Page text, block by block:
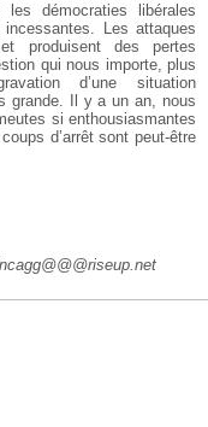
démocraties libérales
Les attaques
produisent des pertes
qui nous importe, plus
d’une situation
grande. Il y a un an, nous
si enthousiasmantes
d’arrêt sont peut-être